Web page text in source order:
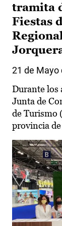
tramita
Fiestas
21 de Mayo
Durante los
Junta de
de Turismo
provincia